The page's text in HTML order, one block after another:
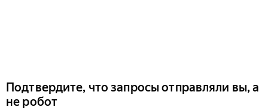
Подтвердите, что запросы отправляли вы, а
не робот